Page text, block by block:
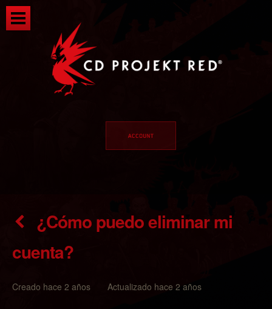
¿Cómo puedo eliminar mi
cuenta?
Creado hace 2 años Actualizado hace 2 años